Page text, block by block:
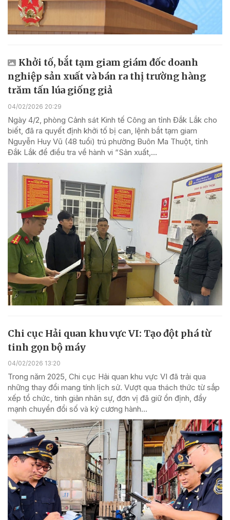
Khởi tố, bắt tạm giam giám đốc doanh
nghiệp sản xuất và bán ra thị trường hàng
trăm tấn lúa giống giả
04/02/2026 20:29
Ngày 4/2, phòng Cảnh sát Kinh tế Công an tỉnh Đắk Lắk cho
biết, đã ra quyết định khởi tố bị can, lệnh bắt tạm giam
Nguyễn Huy Vũ (48 tuổi) trú phường Buôn Ma Thuột, tỉnh
Đắk Lắk để điều tra về hành vi “Sản xuất,...
Chi cục Hải quan khu vực VI: Tạo đột phá từ
tinh gọn bộ máy
04/02/2026 13:20
Trong năm 2025, Chi cục Hải quan khu vực VI đã trải qua
những thay đổi mang tính lịch sử. Vượt qua thách thức từ sắp
xếp tổ chức, tinh giản nhân sự, đơn vị đã giữ ổn định, đẩy
mạnh chuyển đổi số và kỷ cương hành...